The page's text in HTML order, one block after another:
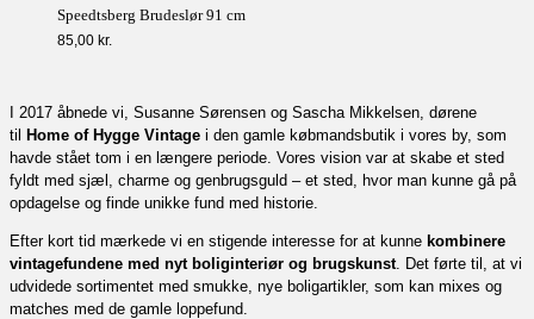
Speedtsberg Brudeslør 91 cm
85,00 kr.
I 2017 åbnede vi, Susanne Sørensen og Sascha Mikkelsen, dørene
til
Home of Hygge Vintage i den gamle købmandsbutik i vores by, som
havde stået tom i en længere periode. Vores vision var at skabe et sted
fyldt med sjæl, charme og genbrugsguld – et sted, hvor man kunne gå på
opdagelse og finde unikke fund med historie.
Efter kort tid mærkede vi en stigende interesse for at kunne kombinere
vintagefundene med nyt boliginteriør og brugskunst . Det førte til, at vi
udvidede sortimentet med smukke, nye boligartikler, som kan mixes og
matches med de gamle loppefund.